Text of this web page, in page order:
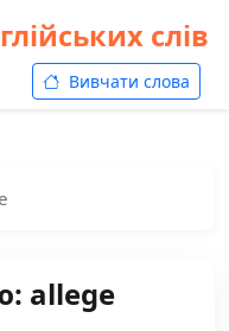
слів
Вивчати слова
allege